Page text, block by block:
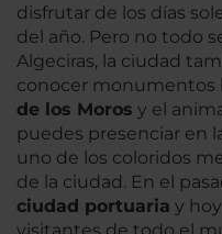
disfrutar de los días
del año. Pero no todo
Algeciras, la ciudad
conocer monumentos
de los Moros y el
puedes presenciar en
uno de los coloridos
de la ciudad. En el
ciudad portuaria y